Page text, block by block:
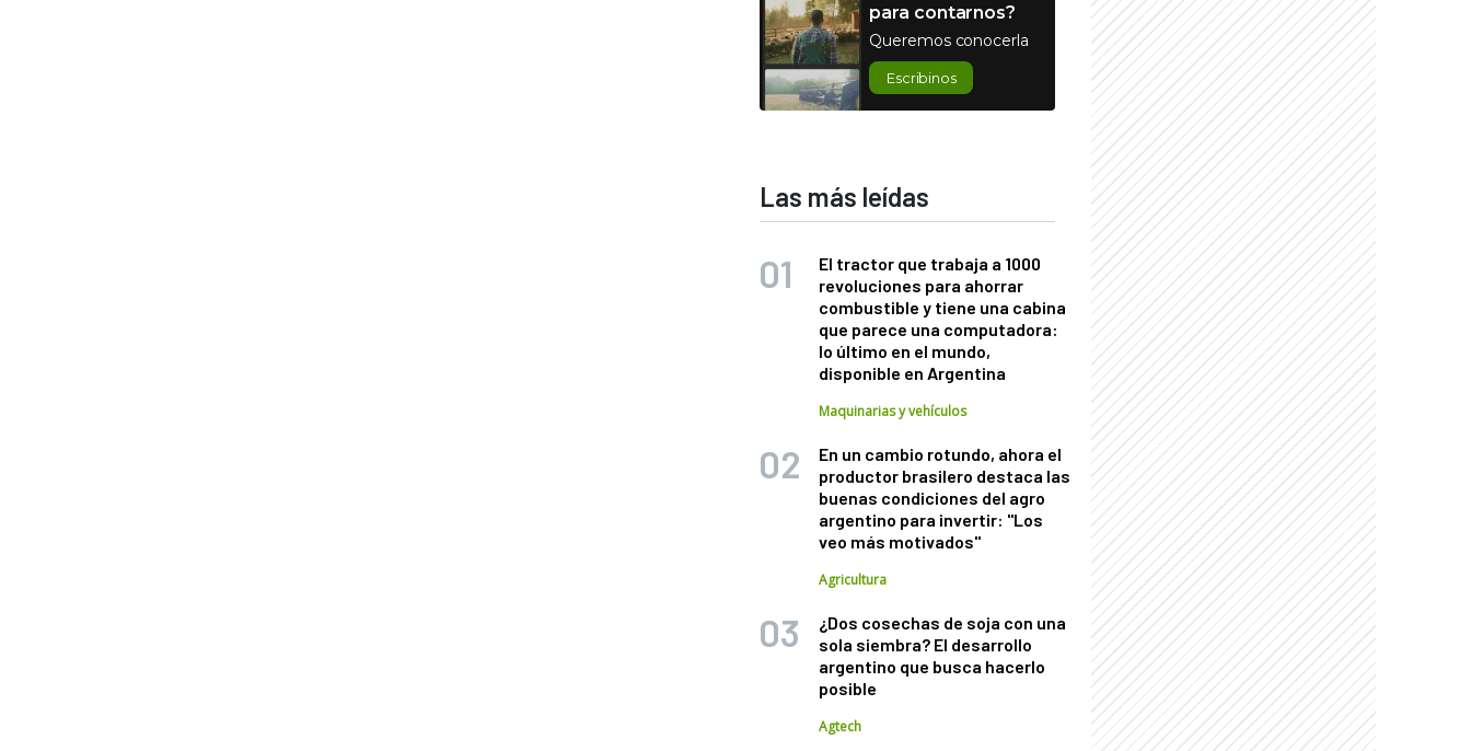
para contarnos?
Queremos conocerla
Escribinos
Las más leídas
El tractor que trabaja a 1000
revoluciones para ahorrar
combustible y tiene una cabina
que parece una computadora:
lo último en el mundo,
disponible en Argentina
Maquinarias y vehículos
En un cambio rotundo, ahora el
productor brasilero destaca las
buenas condiciones del agro
argentino para invertir: "Los
veo más motivados"
Agricultura
¿Dos cosechas de soja con una
sola siembra? El desarrollo
argentino que busca hacerlo
posible
Agtech